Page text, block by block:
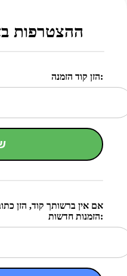
ההצטרפות
הזן קוד הזמנה:
אם אין ברשותך קוד, הזן
הזמנות חדשות: